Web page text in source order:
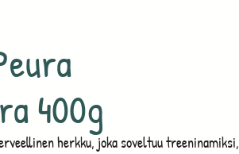
400g
herkku, joka soveltuu treeninamiksi,